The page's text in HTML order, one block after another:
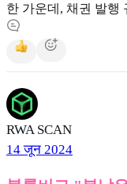
한 가운데, 채권 발행
RWA SCAN
14 जून 2024